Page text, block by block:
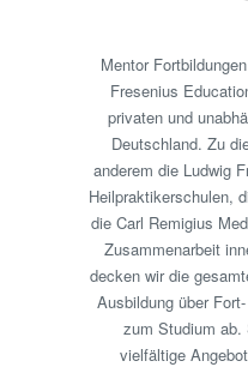
Mentor
Fresenius
privaten und
Deutschland. Zu
anderem die Ludwig
Heilpraktikerschulen,
die Carl Remigius
Zusammenarbeit
decken wir die
Ausbildung über
zum Studium ab.
vielfältige